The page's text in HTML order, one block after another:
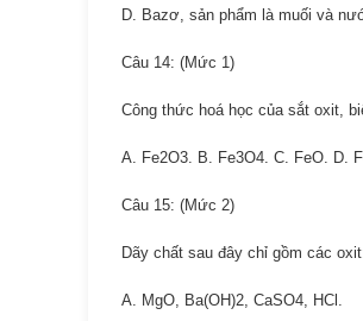
D. Bazơ, sản phẩm là muối và
Câu 14: (Mức 1)
Công thức hoá học của sắt oxit,
A. Fe2O3. B. Fe3O4. C. FeO. D.
Câu 15: (Mức 2)
Dãy chất sau đây chỉ gồm các
A. MgO, Ba(OH)2, CaSO4, HCl.